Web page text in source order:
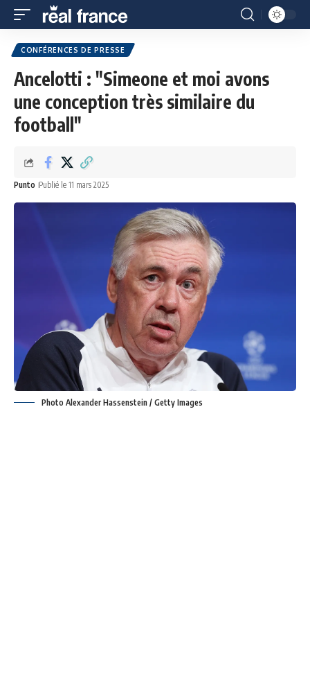
CONFÉRENCES DE PRESSE
Ancelotti : "Simeone et moi avons
une conception très similaire du
football"
Punto Publié le 11 mars 2025
Photo Alexander Hassenstein / Getty Images